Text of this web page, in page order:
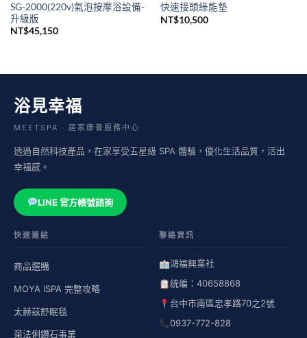
SG-2000(220v)氣泡按摩浴設備-
升級版
NT$45,150
快速接頭綠能墊
NT$10,500
浴見幸福
MEETSPA · 居家康養服務中心
透過自然科技產品，在家享受五星級 SPA 體驗，優化生活品質，活出
幸福感。
LINE 官方帳號諮詢
快速連結
商品選購
MOYA iSPA 完整攻略
太赫茲舒眠毯
萊法俐鑽石事業
聯絡資訊
鴻福興業社
統編：40658868
台中市南區忠孝路70之2號
0937-772-828